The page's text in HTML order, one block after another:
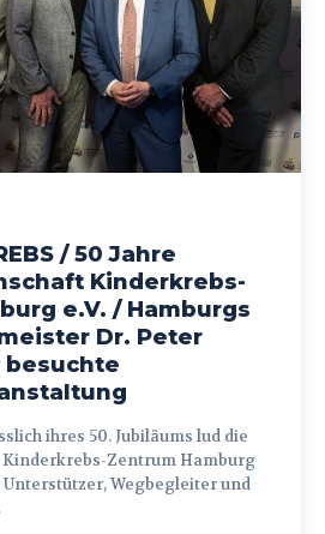
/ 50 Jahre
Kinderkrebs-
e.V. / Hamburgs
Dr. Peter
besuchte
Zentrum Hamburg
Unterstützer, Wegbegleiter und